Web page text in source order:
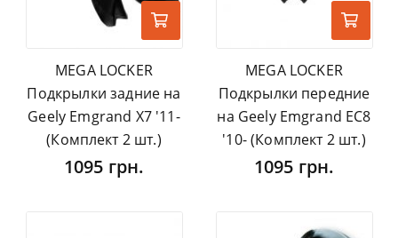
MEGA LOCKER
Подкрылки задние на
Geely Emgrand X7 '11-
(Комплект 2 шт.)
1095 грн.
MEGA LOCKER
Подкрылки передние
на Geely Emgrand EC8
'10- (Комплект 2 шт.)
1095 грн.